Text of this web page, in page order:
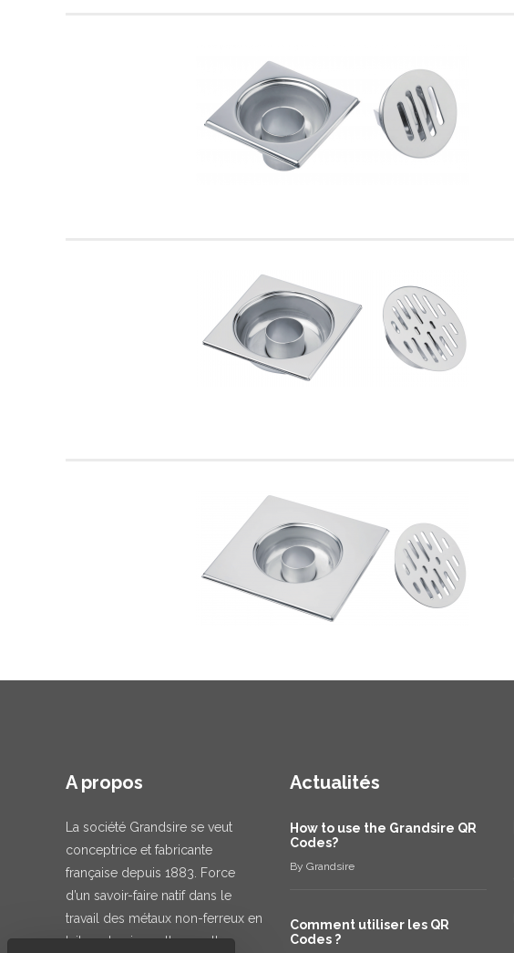
A propos
La société Grandsire se veut
conceptrice et fabricante
française depuis 1883. Force
d’un savoir-faire natif dans le
travail des métaux non-ferreux en
laiton et cuivre, elle excelle
Actualités
How to use the Grandsire QR
Codes?
By Grandsire
Comment utiliser les QR
Codes ?